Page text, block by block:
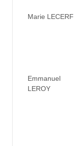
Marie LECERF
Emmanuel
LEROY